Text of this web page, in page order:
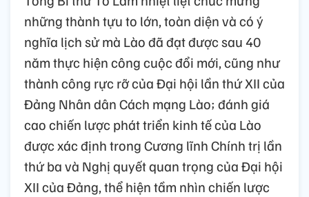
những thành tựu to lớn, toàn diện và có ý
nghĩa lịch sử mà Lào đã đạt được sau 40
năm thực hiện công cuộc đổi mới, cũng như
thành công rực rỡ của Đại hội lần thứ XII của
Đảng Nhân dân Cách mạng Lào; đánh giá
cao chiến lược phát triển kinh tế của Lào
được xác định trong Cương lĩnh Chính trị lần
thứ ba và Nghị quyết quan trọng của Đại hội
XII của Đảng, thể hiện tầm nhìn chiến lược